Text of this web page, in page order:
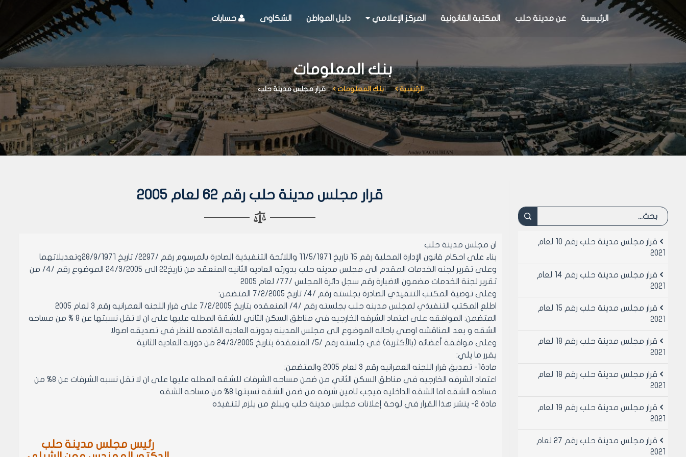
الرئيسية عن مدينة حلب المكتبة القانونية المركز الإعلامي دليل المواطن الشكاوى حسابات
بنك المعلومات
الرئيسية بنك المعلومات قرار مجلس مدينة حلب
قرار مجلس مدينة حلب رقم 62 لعام 2005
ان مجلس مدينة حلب
بناء على احكام قانون الإدارة المحلية رقم 15 تاريخ 11/5/1971 واللائحة التنفيذية الصادرة بالمرسوم رقم /2297/ تاريخ 28/9/1971وتعديلاتهما
وعلى تقرير لجنه الخدمات المقدم الى مجلس مدينه حلب بدورته العاديه الثانيه المنعقد من تاريخ22 الى 24/3/2005 الموضوع رقم /4/ من
تقرير لجنة الخدمات مضمون الاضبارة رقم سجل دائرة المجلس /77/ لعام 2005
وعلى توصية المكتب التنفيذي الصادرة بجلسته رقم /4/ تاريخ 7/2/2005 المتضمن:
اطلع المكتب التنفيذي لمجلس مدينه حلب بجلسته رقم /4/ المنعقده بتاريخ 7/2/2005 على قرار اللجنه العمرانيه رقم 3 لعام 2005
المتضمن: الموافقه على اعتماد الشرفه الخارجيه في مناطق السكن الثاني للشقة المطله عليها على ان لا تقل نسبتها عن 8 % من مساحه
الشقه و بعد المناقشه اوصي باحاله الموضوع الى مجلس المدينه بدورته العاديه القادمه للنظر في تصديقه اصولا
وعلى موافقة أعضائه (بالأكثرية) في جلسته رقم /5/ المنعقدة بتاريخ 24/3/2005 من دورته العادية الثانية
يقرر ما يلي:
مادة1- تصديق قرار اللجنه العمرانيه رقم 3 لعام 2005 والمتضمن:
اعتماد الشرفه الخارجيه في مناطق السكن الثاني من ضمن مساحه الشرفات للشقه المطله عليها على ان لا تقل نسبه الشرفات عن 8% من
مساحه الشقه اما الشقه الداخليه فيجب تامين شرفه من ضمن الشقه نسبتها 8% من مساحه الشقه
مادة 2- ينشر هذا القرار في لوحة إعلانات مجلس مدينة حلب ويبلغ من يلزم لتنفيذه
رئيس مجلس مدينة حلب
قرار مجلس مدينة حلب رقم 10 لعام
2021
قرار مجلس مدينة حلب رقم 14 لعام
2021
قرار مجلس مدينة حلب رقم 15 لعام
2021
قرار مجلس مدينة حلب رقم 18 لعام
2021
قرار مجلس مدينة حلب رقم 18 لعام
2021
قرار مجلس مدينة حلب رقم 19 لعام
2021
قرار مجلس مدينة حلب رقم 27 لعام
2021